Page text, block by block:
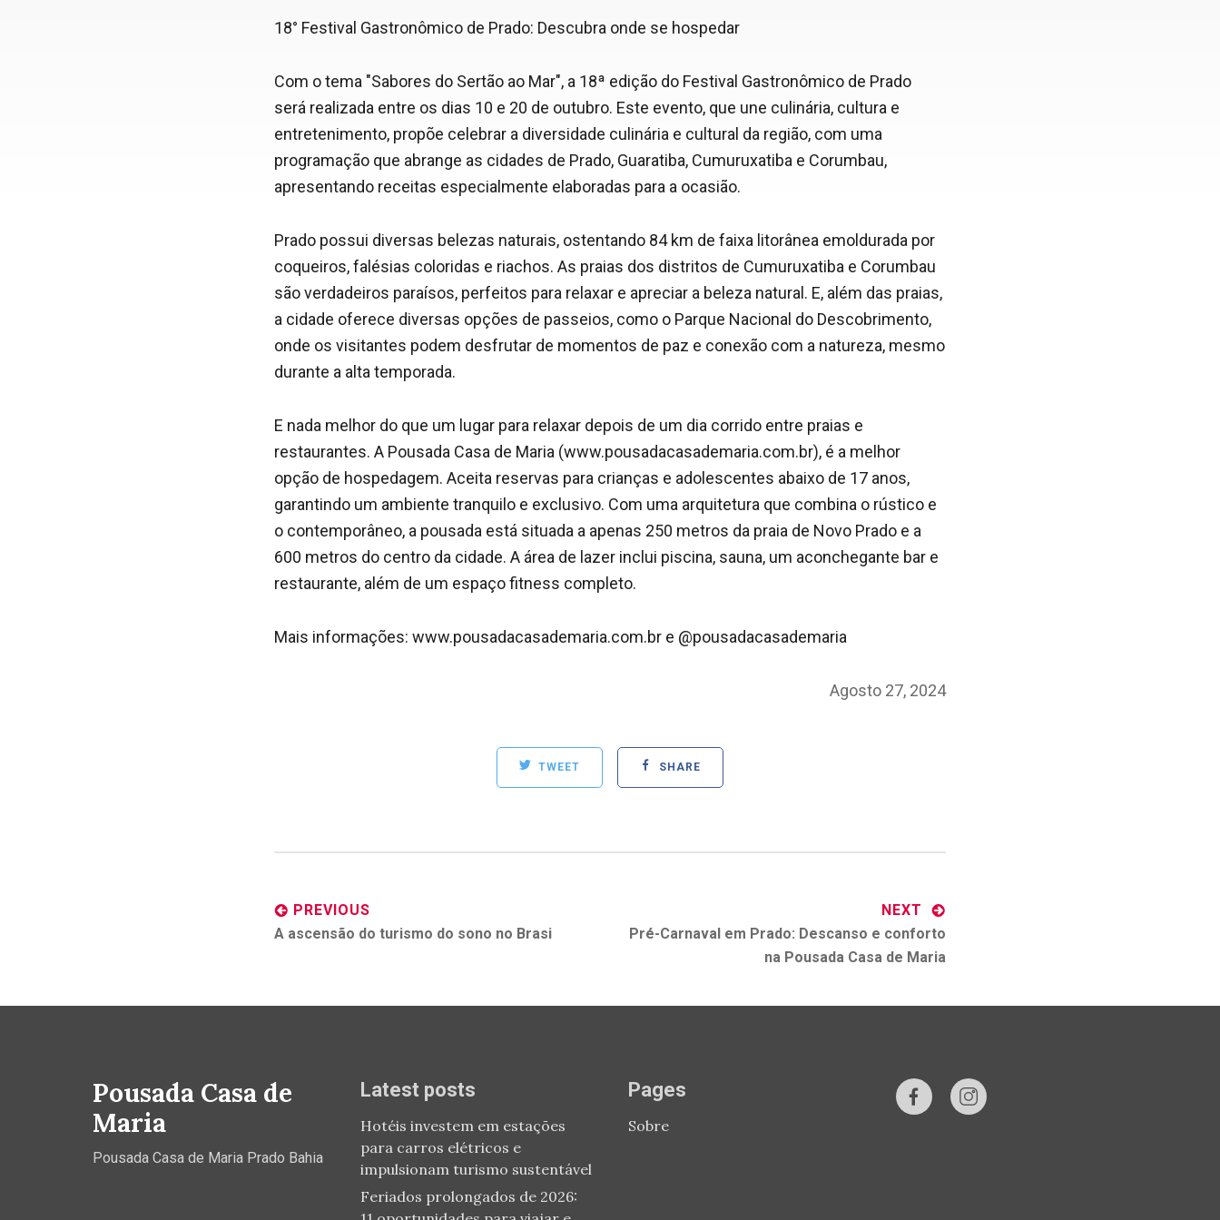
18° Festival Gastronômico de Prado: Descubra onde se hospedar
Com o tema "Sabores do Sertão ao Mar", a 18ª edição do Festival Gastronômico de Prado
será realizada entre os dias 10 e 20 de outubro. Este evento, que une culinária, cultura e
entretenimento, propõe celebrar a diversidade culinária e cultural da região, com uma
programação que abrange as cidades de Prado, Guaratiba, Cumuruxatiba e Corumbau,
apresentando receitas especialmente elaboradas para a ocasião.
Prado possui diversas belezas naturais, ostentando 84 km de faixa litorânea emoldurada por
coqueiros, falésias coloridas e riachos. As praias dos distritos de Cumuruxatiba e Corumbau
são verdadeiros paraísos, perfeitos para relaxar e apreciar a beleza natural. E, além das praias,
a cidade oferece diversas opções de passeios, como o Parque Nacional do Descobrimento,
onde os visitantes podem desfrutar de momentos de paz e conexão com a natureza, mesmo
durante a alta temporada.
E nada melhor do que um lugar para relaxar depois de um dia corrido entre praias e
restaurantes. A Pousada Casa de Maria (www.pousadacasademaria.com.br), é a melhor
opção de hospedagem. Aceita reservas para crianças e adolescentes abaixo de 17 anos,
garantindo um ambiente tranquilo e exclusivo. Com uma arquitetura que combina o rústico e
o contemporâneo, a pousada está situada a apenas 250 metros da praia de Novo Prado e a
600 metros do centro da cidade. A área de lazer inclui piscina, sauna, um aconchegante bar e
restaurante, além de um espaço fitness completo.
Mais informações: www.pousadacasademaria.com.br e @pousadacasademaria
Posted
Agosto 27, 2024
TWEET SHARE
PREVIOUS
Previous
A ascensão do turismo do sono no Brasi
NEXT
Next
Pré-Carnaval em Prado: Descanso e conforto
na Pousada Casa de Maria
Pousada Casa de
Maria
Pousada Casa de Maria Prado Bahia
Latest posts
Hotéis investem em estações
para carros elétricos e
impulsionam turismo sustentável
Feriados prolongados de 2026:
Pages
Sobre
FacebookInstagram